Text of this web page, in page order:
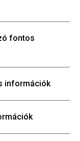
fontos
információk